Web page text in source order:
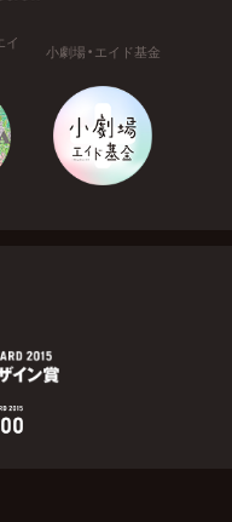
イ
小劇場・エイド基金